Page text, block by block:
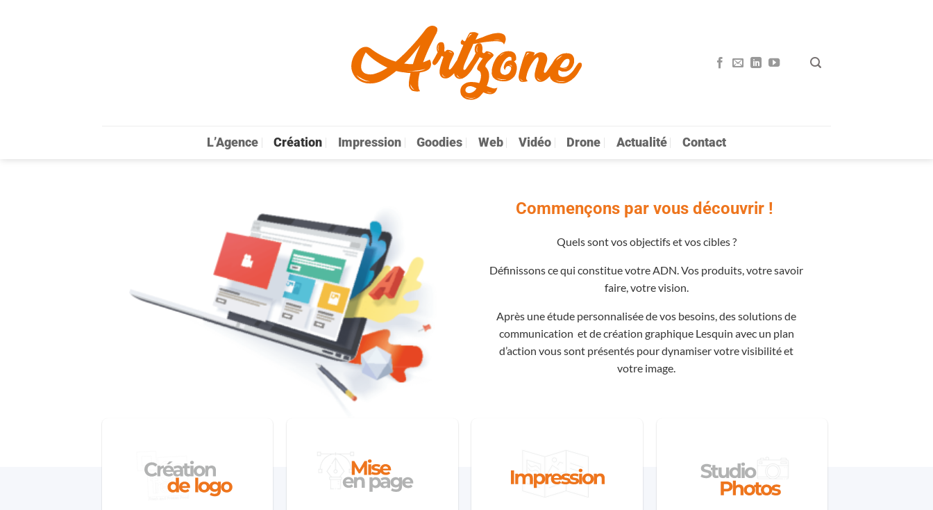
L’Agence Création Impression Goodies Web Vidéo Drone Actualité Contact
Commençons par vous découvrir !
Quels sont vos objectifs et vos cibles ?
Définissons ce qui constitue votre ADN. Vos produits, votre savoir
faire, votre vision.
Après une étude personnalisée de vos besoins, des solutions de
communication et de création graphique Lesquin avec un plan
d’action vous sont présentés pour dynamiser votre visibilité et
votre image.